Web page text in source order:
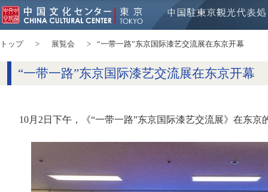
トップ 展覧会 “一带一路”东京国际漆艺交流展在东京开幕
“一带一路”东京国际漆艺交流展在东京开幕
10月2日下午，《“一带一路”东京国际漆艺交流展》在东京